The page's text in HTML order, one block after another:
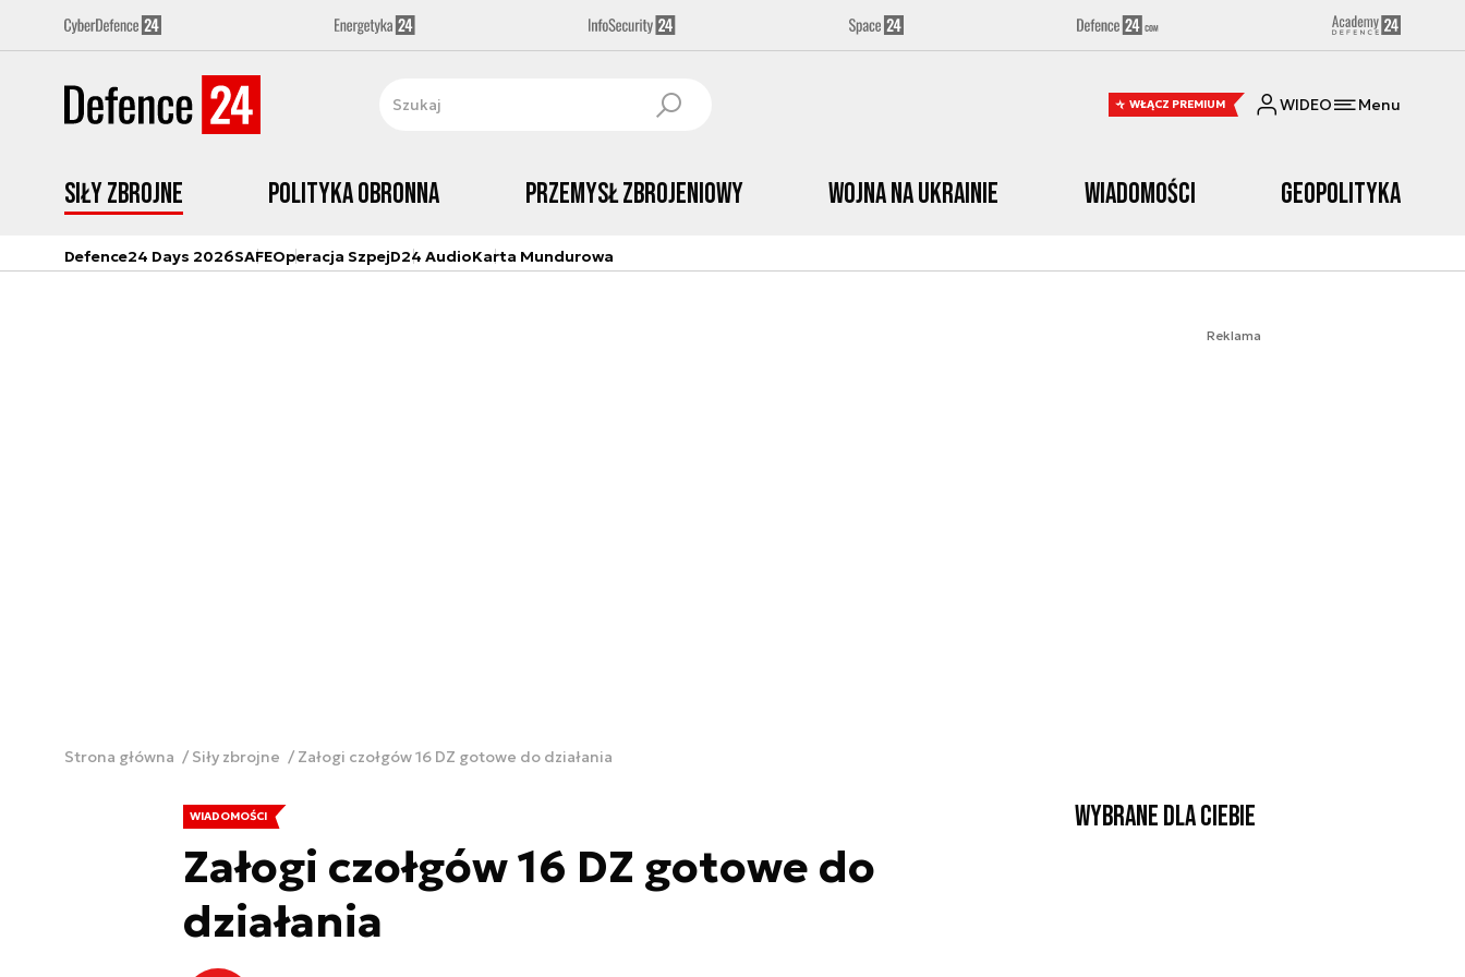
WŁĄCZ PREMIUM WIDEO Menu
Siły zbrojne Polityka obronna Przemysł Zbrojeniowy Wojna na Ukrainie Wiadomości Geopolityka
Defence24 Days 2026SAFEOperacja SzpejD24 AudioKarta Mundurowa
Reklama
Strona główna Siły zbrojne Załogi czołgów 16 DZ gotowe do działania
WIADOMOŚCI
Załogi czołgów 16 DZ gotowe do
działania
Wybrane dla Ciebie